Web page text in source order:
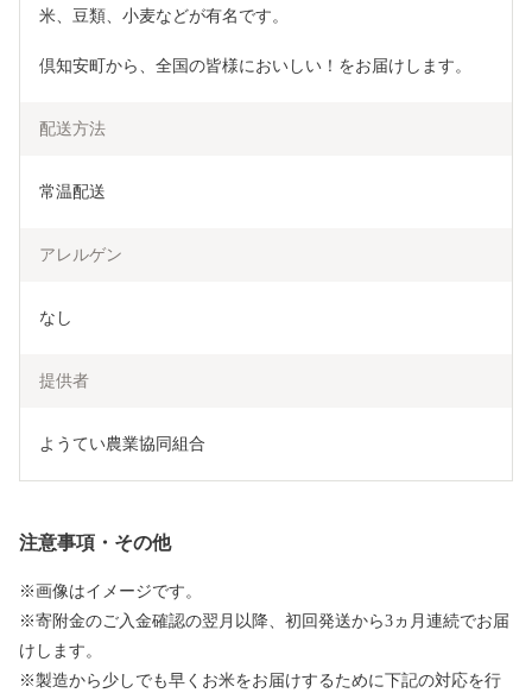
米、豆類、小麦などが有名です。
倶知安町から、全国の皆様においしい！をお届けします。
配送方法
常温配送
アレルゲン
なし
提供者
ようてい農業協同組合
注意事項・その他
※画像はイメージです。
※寄附金のご入金確認の翌月以降、初回発送から3ヵ月連続でお届
けします。
※製造から少しでも早くお米をお届けするために下記の対応を行